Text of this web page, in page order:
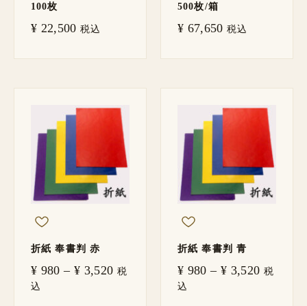
100枚
¥ 22,500 税込
500枚/箱
¥ 67,650 税込
折紙 奉書判 赤
¥ 980 – ¥ 3,520
格
帯:
¥ 980
¥ 3,520
税
込
折紙 奉書判 青
¥ 980 – ¥ 3,520
格
帯:
¥ 980
¥ 3,520
税
込